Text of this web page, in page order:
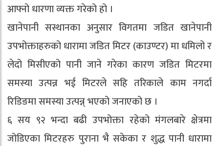
आफ्नो धारणा व्यक्त गरेको हो ।
खानेपानी सस्थानका अनुसार विगतमा जडित खानेपानी
उपभोक्ताहरुको धारामा जडित मिटर (काउण्टर) मा धमिलो र
लेदो मिसीएको पानी जाने गरेका कारण जडित मिटरमा
समस्या उत्पन्न भई मिटरले सहि तरिकाले काम नगर्दा
रिडिङमा समस्या उत्पन्न् भएको जनाएको छ ।
६ सय ९२ भन्दा बढी उपभोक्ता रहेको मंगलबारे क्षेत्रमा
जोडिएका मिटरहरु पुराना भै सकेका र शुद्ध पानी धारामा